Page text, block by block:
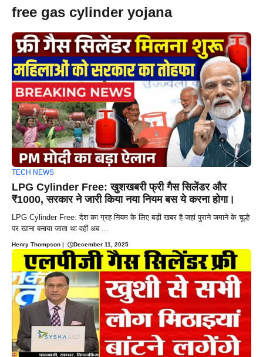
free gas cylinder yojana
TECH NEWS
LPG Cylinder Free: खुशखबरी फ्री गैस सिलेंडर और
₹1000, सरकार ने जारी किया नया नियम बस ये करना होगा।
LPG Cylinder Free: देश का ग्रह नियम के लिए बड़ी खबर है जहां पुराने जमाने के चूल्हे
पर खाना बनाया जाता था वहीं अब ...
Henry Thompson December 11, 2025